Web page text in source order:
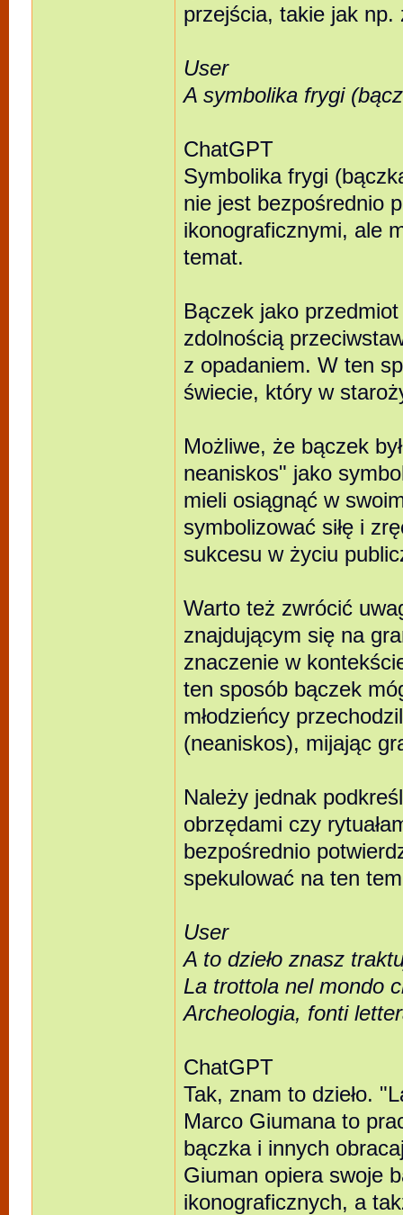
przejścia, takie jak
User
A symbolika frygi
ChatGPT
Symbolika frygi
nie jest bezpośrednio
ikonograficznymi, ale
temat.
Bączek jako
zdolnością
z opadaniem. W ten
świecie, który w
Możliwe, że bączek
neaniskos" jako
mieli osiągnąć w
symbolizować siłę i
sukcesu w życiu
Warto też zwrócić
znajdującym się na
znaczenie w
ten sposób bączek
młodzieńcy
(neaniskos), mijając
Należy jednak
obrzędami czy
bezpośrednio
spekulować na ten
User
A to dzieło znasz
La trottola nel mondo
Archeologia, fonti
ChatGPT
Tak, znam to dzieło.
Marco Giumana to
bączka i innych
Giuman opiera swoje
ikonograficznych, a